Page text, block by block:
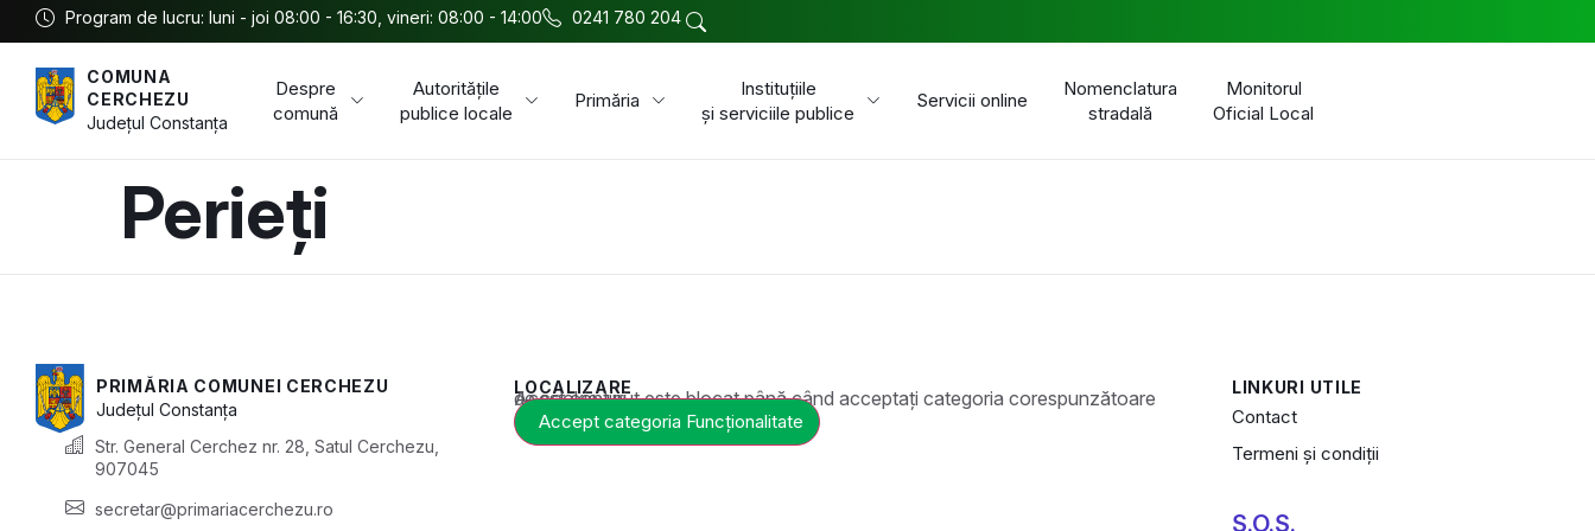
Program de lucru: luni - joi 08:00 - 16:30, vineri: 08:00 - 14:00 0241 780 204
COMUNA
CERCHEZU
JudețulConstanța
Despre
comună
Autoritățile
publice locale
Primăria
Instituțiile
și serviciile publice
Servicii online
Nomenclatura
stradală
Monitorul
Oficial Local
Perieți
PRIMĂRIA COMUNEI CERCHEZU
JudețulConstanța
Str. General Cerchez nr. 28, Satul Cerchezu,
907045
secretar@primariacerchezu.ro
LOCALIZARE
Acest conținut este blocat până când acceptați categoria corespunzătoare de cookie-uri.
Accept categoria Funcționalitate
LINKURI UTILE
Contact
Termeni și condiții
S.O.S.